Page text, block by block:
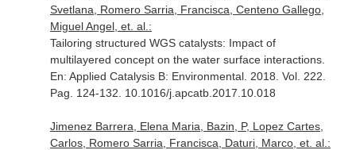
Svetlana, Romero Sarria, Francisca, Centeno Gallego,
Miguel Angel, et. al.:
Tailoring structured WGS catalysts: Impact of
multilayered concept on the water surface interactions.
En: Applied Catalysis B: Environmental. 2018. Vol. 222.
Pag. 124-132. 10.1016/j.apcatb.2017.10.018
Jimenez Barrera, Elena Maria, Bazin, P, Lopez Cartes,
Carlos, Romero Sarria, Francisca, Daturi, Marco, et. al.: